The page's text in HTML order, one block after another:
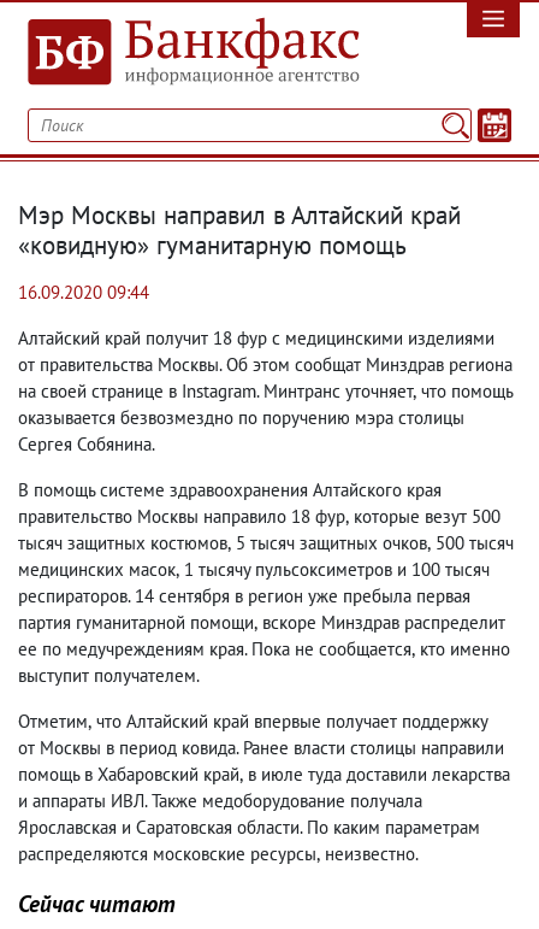
Мэр Москвы направил в Алтайский край
«ковидную» гуманитарную помощь
16.09.2020 09:44
Алтайский край получит 18 фур с медицинскими изделиями
от правительства Москвы. Об этом сообщат Минздрав региона
на своей странице в Instagram. Минтранс уточняет, что помощь
оказывается безвозмездно по поручению мэра столицы
Сергея Собянина.
В помощь системе здравоохранения Алтайского края
правительство Москвы направило 18 фур, которые везут 500
тысяч защитных костюмов, 5 тысяч защитных очков, 500 тысяч
медицинских масок, 1 тысячу пульсоксиметров и 100 тысяч
респираторов. 14 сентября в регион уже пребыла первая
партия гуманитарной помощи, вскоре Минздрав распределит
ее по медучреждениям края. Пока не сообщается, кто именно
выступит получателем.
Отметим, что Алтайский край впервые получает поддержку
от Москвы в период ковида. Ранее власти столицы направили
помощь в Хабаровский край, в июле туда доставили лекарства
и аппараты ИВЛ. Также медоборудование получала
Ярославская и Саратовская области. По каким параметрам
распределяются московские ресурсы, неизвестно.
Сейчас читают